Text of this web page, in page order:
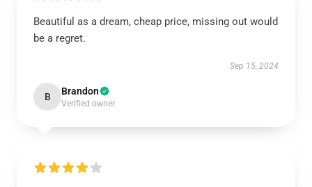
Beautiful as a dream, cheap price, missing out would
be a regret.
Sep 15, 2024
B Brandon
Verified owner